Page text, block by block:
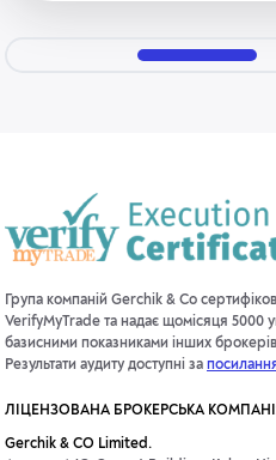
Група компаній Gerchik & Co
VerifyMyTrade та надає щомісяця 5000
базисними показниками інших брокерів
Результати аудиту доступні за
ЛІЦЕНЗОВАНА БРОКЕРСЬКА
Gerchik & CO Limited.